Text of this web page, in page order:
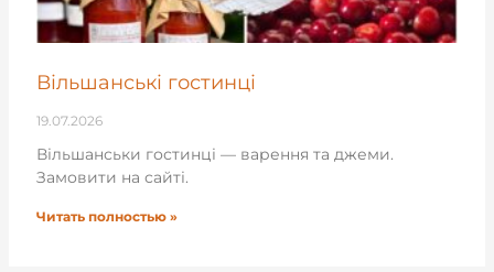
Вільшанські гостинці
19.07.2026
Вільшанськи гостинці — варення та джеми.
Замовити на сайті.
Читать полностью »